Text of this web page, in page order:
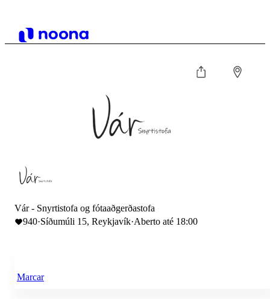
Vár - Snyrtistofa og fótaaðgerðastofa
940·Síðumúli 15, Reykjavík·Aberto até 18:00
Marcar